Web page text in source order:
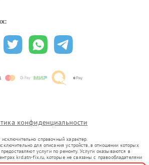
конфиденциальности
справочный характер.
для описания устройств, в отношении которых
услуги по ремонту. Услуги оказываются в
krd.atn-fix.ru, которые не связаны с правообладателями
представителями.